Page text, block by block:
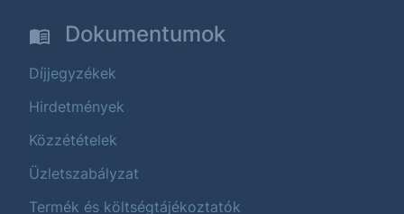
Dokumentumok
Díjjegyzékek
Hirdetmények
Közzétételek
Üzletszabályzat
Termék és költségtájékoztatók